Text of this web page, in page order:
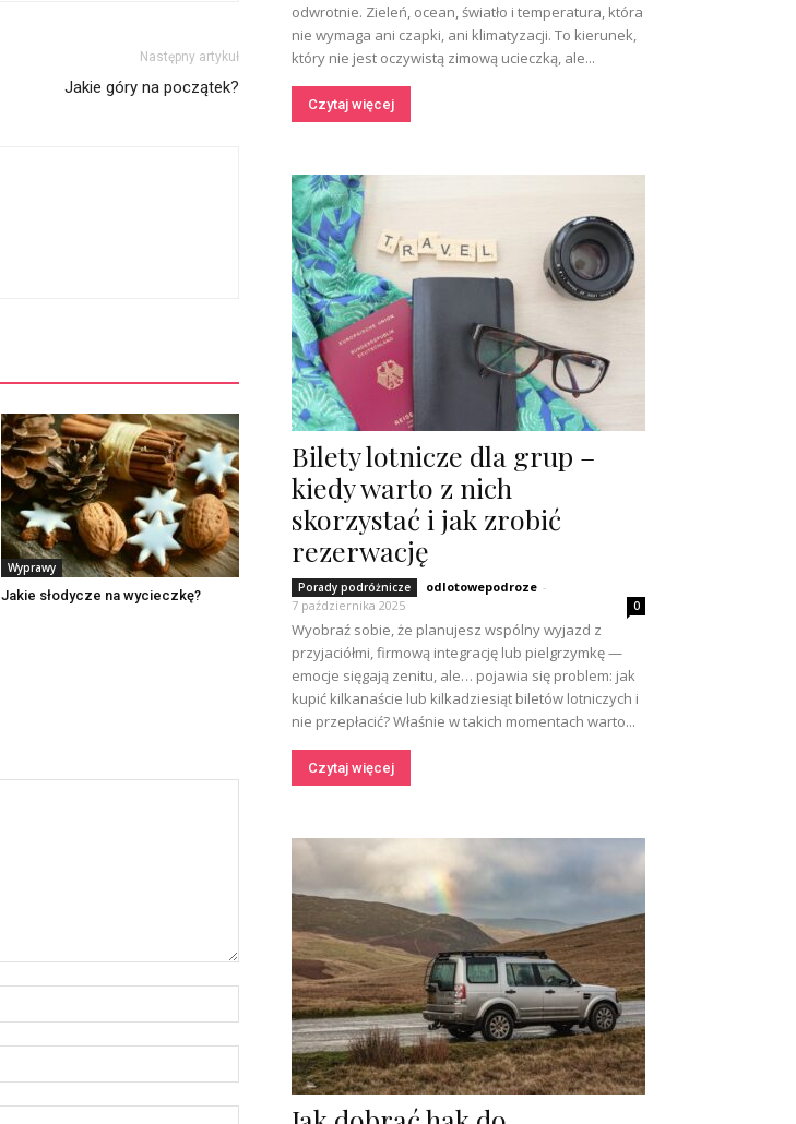
Następny artykuł
Jakie góry na początek?
Wyprawy
Jakie słodycze na wycieczkę?
odwrotnie. Zieleń, ocean, światło i temperatura, która
nie wymaga ani czapki, ani klimatyzacji. To kierunek,
który nie jest oczywistą zimową ucieczką, ale...
Czytaj więcej
Bilety lotnicze dla grup –
kiedy warto z nich
skorzystać i jak zrobić
rezerwację
Porady podróżnicze odlotowepodroze -
7 października 2025
0
Wyobraź sobie, że planujesz wspólny wyjazd z
przyjaciółmi, firmową integrację lub pielgrzymkę —
emocje sięgają zenitu, ale… pojawia się problem: jak
kupić kilkanaście lub kilkadziesiąt biletów lotniczych i
nie przepłacić? Właśnie w takich momentach warto...
Czytaj więcej